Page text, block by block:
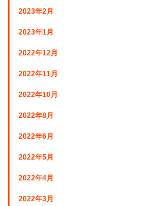
2023年2月
2023年1月
2022年12月
2022年11月
2022年10月
2022年8月
2022年6月
2022年5月
2022年4月
2022年3月